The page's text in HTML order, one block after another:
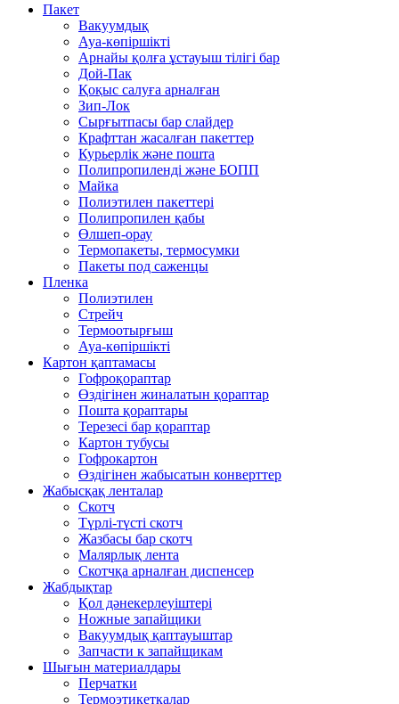
Пакет
Вакуумдық
Ауа-көпіршікті
Арнайы қолға ұстауыш тілігі бар
Дой-Пак
Қоқыс салуға арналған
Зип-Лок
Сырғытпасы бар слайдер
Крафттан жасалған пакеттер
Курьерлік және пошта
Полипропиленді және БОПП
Майка
Полиэтилен пакеттері
Полипропилен қабы
Өлшеп-орау
Термопакеты, термосумки
Пакеты под саженцы
Пленка
Полиэтилен
Стрейч
Термоотырғыш
Ауа-көпіршікті
Картон қаптамасы
Гофроқораптар
Өздігінен жиналатын қораптар
Пошта қораптары
Терезесі бар қораптар
Картон тубусы
Гофрокартон
Өздігінен жабысатын конверттер
Жабысқақ ленталар
Скотч
Түрлі-түсті скотч
Жазбасы бар скотч
Малярлық лента
Скотчқа арналған диспенсер
Жабдықтар
Қол дәнекерлеуіштері
Ножные запайщики
Вакуумдық қаптауыштар
Запчасти к запайщикам
Шығын материалдары
Перчатки
Термоэтикеткалар